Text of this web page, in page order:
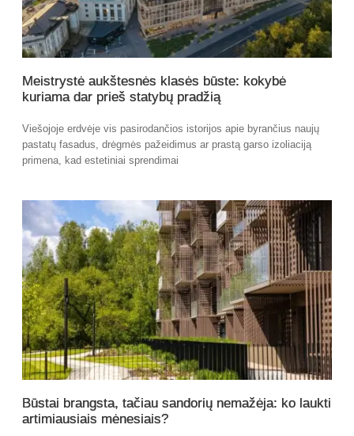
Meistrystė aukštesnės klasės būste: kokybė
kuriama dar prieš statybų pradžią
Viešojoje erdvėje vis pasirodančios istorijos apie byrančius naujų
pastatų fasadus, drėgmės pažeidimus ar prastą garso izoliaciją
primena, kad estetiniai sprendimai
Būstai brangsta, tačiau sandorių nemažėja: ko laukti
artimiausiais mėnesiais?